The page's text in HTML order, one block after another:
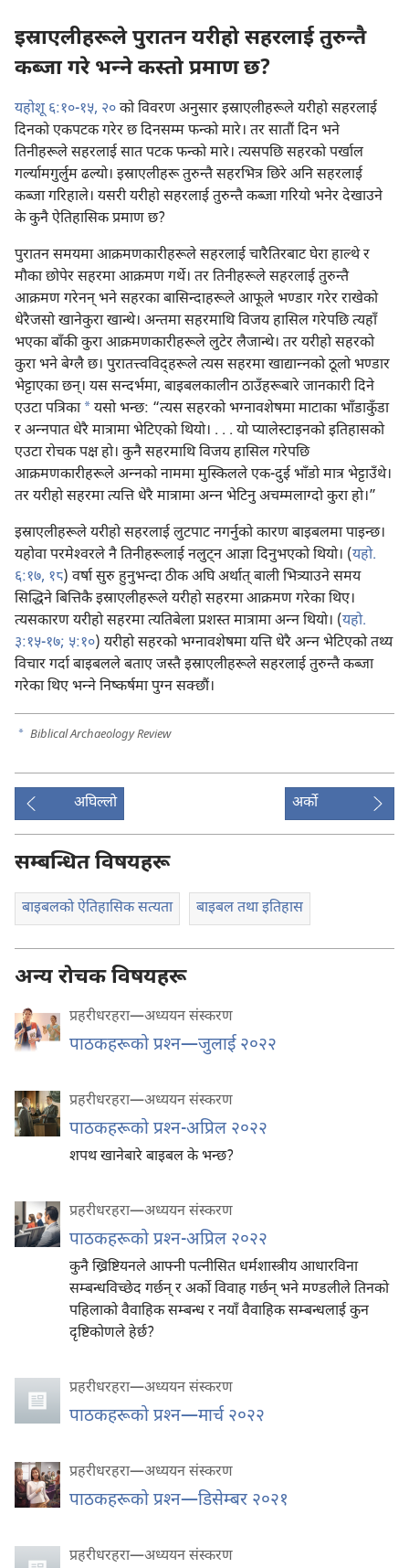
इस्राएलीहरूले पुरातन यरीहो सहरलाई तुरुन्तै
कब्जा गरे भन्‍ने कस्तो प्रमाण छ?
यहोशू ६:१०-१५, २०को विवरण अनुसार इस्राएलीहरूले यरीहो सहरलाई
दिनको एकपटक गरेर छ दिनसम्म फन्को मारे। तर सातौं दिन भने
तिनीहरूले सहरलाई सात पटक फन्को मारे। त्यसपछि सहरको पर्खाल
गर्ल्यामगुर्लुम ढल्यो। इस्राएलीहरू तुरुन्तै सहरभित्र छिरे अनि सहरलाई
कब्जा गरिहाले। यसरी यरीहो सहरलाई तुरुन्तै कब्जा गरियो भनेर देखाउने
के कुनै ऐतिहासिक प्रमाण छ?
पुरातन समयमा आक्रमणकारीहरूले सहरलाई चारैतिरबाट घेरा हाल्थे र
मौका छोपेर सहरमा आक्रमण गर्थे। तर तिनीहरूले सहरलाई तुरुन्तै
आक्रमण गरेनन्‌ भने सहरका बासिन्दाहरूले आफूले भण्डार गरेर राखेको
धेरैजसो खानेकुरा खान्थे। अन्तमा सहरमाथि विजय हासिल गरेपछि त्यहाँ
भएका बाँकी कुरा आक्रमणकारीहरूले लुटेर लैजान्थे। तर यरीहो सहरको
कुरा भने बेग्लै छ। पुरातत्त्वविद्‌हरूले त्यस सहरमा खाद्यान्‍नको ठूलो भण्डार
भेट्टाएका छन्‌। यस सन्दर्भमा, बाइबलकालीन ठाउँहरूबारे जानकारी दिने
एउटा पत्रिका aयसो भन्छ: “त्यस सहरको भग्नावशेषमा माटाका भाँडाकुँडा
र अन्‍नपात धेरै मात्रामा भेटिएको थियो। . . . यो प्यालेस्टाइनको इतिहासको
एउटा रोचक पक्ष हो। कुनै सहरमाथि विजय हासिल गरेपछि
आक्रमणकारीहरूले अन्‍नको नाममा मुस्किलले एक-दुई भाँडो मात्र भेट्टाउँथे।
तर यरीहो सहरमा त्यत्ति धेरै मात्रामा अन्‍न भेटिनु अचम्मलाग्दो कुरा हो।”
इस्राएलीहरूले यरीहो सहरलाई लुटपाट नगर्नुको कारण बाइबलमा पाइन्छ।
यहोवा परमेश्‍वरले नै तिनीहरूलाई नलुट्‌न आज्ञा दिनुभएको थियो। (यहो.
६:१७, १८) वर्षा सुरु हुनुभन्दा ठीक अघि अर्थात्‌ बाली भित्र्याउने समय
सिद्धिने बित्तिकै इस्राएलीहरूले यरीहो सहरमा आक्रमण गरेका थिए।
त्यसकारण यरीहो सहरमा त्यतिबेला प्रशस्त मात्रामा अन्‍न थियो। (यहो.
३:१५-१७; ५:१०) यरीहो सहरको भग्नावशेषमा यत्ति धेरै अन्‍न भेटिएको तथ्य
विचार गर्दा बाइबलले बताए जस्तै इस्राएलीहरूले सहरलाई तुरुन्तै कब्जा
गरेका थिए भन्‍ने निष्कर्षमा पुग्न सक्छौं।
a Biblical Archaeology Review
अघिल्लो अर्को
सम्बन्धित विषयहरू
बाइबलको ऐतिहासिक सत्यता बाइबल तथा इतिहास
अन्य रोचक विषयहरू
प्रहरीधरहरा—अध्ययन संस्करण
पाठकहरूको प्रश्‍न—जुलाई २०२२
प्रहरीधरहरा—अध्ययन संस्करण
पाठकहरूको प्रश्‍न-अप्रिल २०२२
शपथ खानेबारे बाइबल के भन्छ?
प्रहरीधरहरा—अध्ययन संस्करण
पाठकहरूको प्रश्‍न-अप्रिल २०२२
कुनै ख्रिष्टियनले आफ्नी पत्नीसित धर्मशास्त्रीय आधारविना
सम्बन्धविच्छेद गर्छन्‌ र अर्को विवाह गर्छन्‌ भने मण्डलीले तिनको
पहिलाको वैवाहिक सम्बन्ध र नयाँ वैवाहिक सम्बन्धलाई कुन
दृष्टिकोणले हेर्छ?
प्रहरीधरहरा—अध्ययन संस्करण
पाठकहरूको प्रश्‍न—मार्च २०२२
प्रहरीधरहरा—अध्ययन संस्करण
पाठकहरूको प्रश्‍न—डिसेम्बर २०२१
प्रहरीधरहरा—अध्ययन संस्करण